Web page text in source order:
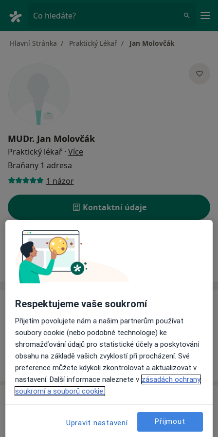
Co hledáte?
Hlavní Stránka Praktický Lékař Jan Molovčák
MUDr. Jan Molovčák
Praktický lékař · Více
Braňany 1 adresa
1 názor
Kontaktní údaje
Rezervovat termín
Ceník Adresy
Ceník
Informace o službách a cenách nejsou k dispozici
Tento specialista ještě nepřidával žádné informace o
svých službách.
Adresa
Ord. praktického lékaře pro dospělé
Respektujeme vaše soukromí
Přijetím povolujete nám a našim partnerům používat
soubory cookie (nebo podobné technologie) ke
shromažďování údajů pro statistické účely a poskytování
obsahu na základě vašich zvyklostí při procházení. Své
preference můžete kdykoli zkontrolovat a aktualizovat v
nastavení. Další informace naleznete v zásadách ochrany
soukromí a souborů cookie.
Upravit nastavení Přijmout